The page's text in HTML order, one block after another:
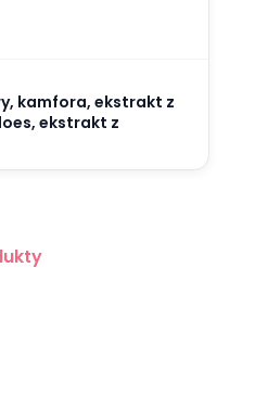
kamfora, ekstrakt z
ekstrakt z